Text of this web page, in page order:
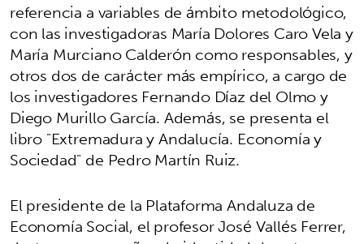
referencia a variables de ámbito metodológico,
con las investigadoras María Dolores Caro Vela y
María Murciano Calderón como responsables, y
otros dos de carácter más empírico, a cargo de
los investigadores Fernando Díaz del Olmo y
Diego Murillo García. Además, se presenta el
libro "Extremadura y Andalucía. Economía y
Sociedad" de Pedro Martín Ruiz.
El presidente de la Plataforma Andaluza de
Economía Social, el profesor José Vallés Ferrer,